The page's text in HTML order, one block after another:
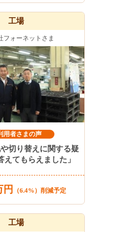
工場
フォーネットさま
用者さまの声
や切り替えに関する疑
えてもらえました」
円 （6.4%）削減予定
工場